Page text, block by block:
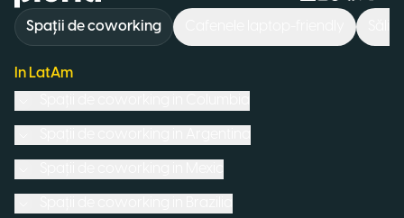
Spații de coworking
In LatAm